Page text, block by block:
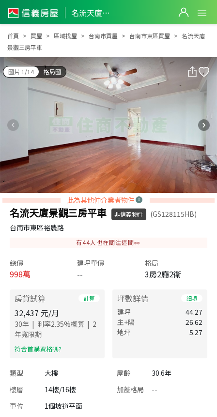
名流天廈景觀三房平車
名流天廈景觀三房平車
首頁 買屋 區域找屋 台南市買屋 台南市東區買屋
名流天廈
景觀三房平車
圖片 1/14 格局圖
此為其他仲介業者物件
名流天廈景觀三房平車 非信義物件
(GS128115HB)
台南市東區裕農路
有44人也在關注這間👀
總價
998萬
建坪單價
--
格局
3房2廳2衛
房貸試算 計算
32,437 元/月
30年 | 利率2.35%概算 | 2
年寬限期
​符合首購資格嗎?
坪數詳情 細項
建坪
44.27
主+陽
26.62
地坪
5.27
類型 大樓 屋齡
30.6年
樓層
14樓/16樓 加蓋格局
--
車位
1個坡道平面